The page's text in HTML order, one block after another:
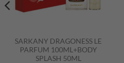
SARKANY DRAGONESS LE
PARFUM 100ML+BODY
SPLASH 50ML